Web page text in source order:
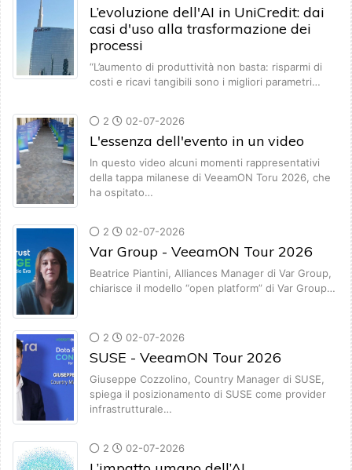
L’evoluzione dell'AI in UniCredit: dai
casi d'uso alla trasformazione dei
processi
“L’aumento di produttività non basta: risparmi di
costi e ricavi tangibili sono i migliori parametri…
2 02-07-2026
L'essenza dell'evento in un video
In questo video alcuni momenti rappresentativi
della tappa milanese di VeeamON Toru 2026, che
ha ospitato…
2 02-07-2026
Var Group - VeeamON Tour 2026
Beatrice Piantini, Alliances Manager di Var Group,
chiarisce il modello “open platform” di Var Group…
2 02-07-2026
SUSE - VeeamON Tour 2026
Giuseppe Cozzolino, Country Manager di SUSE,
spiega il posizionamento di SUSE come provider
infrastrutturale…
2 02-07-2026